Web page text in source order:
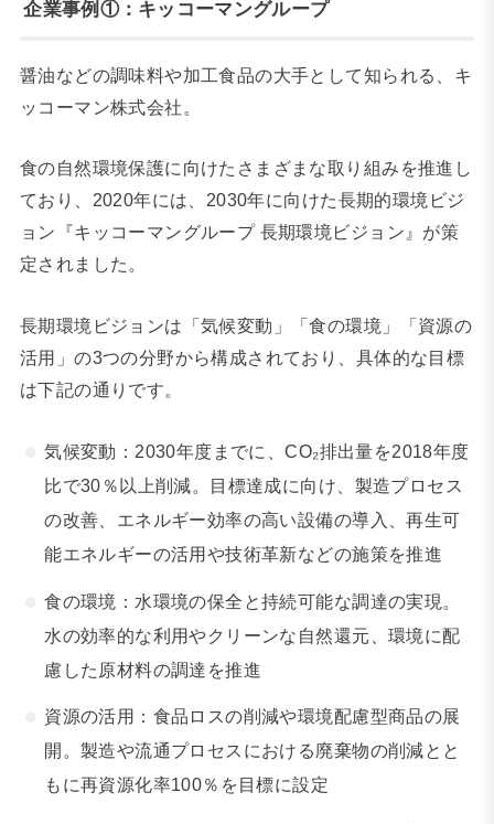
企業事例①：キッコーマングループ
醤油などの調味料や加工食品の大手として知られる、キ
ッコーマン株式会社。
食の自然環境保護に向けたさまざまな取り組みを推進し
ており、2020年には、2030年に向けた長期的環境ビジ
ョン『キッコーマングループ 長期環境ビジョン』が策
定されました。
長期環境ビジョンは「気候変動」「食の環境」「資源の
活用」の3つの分野から構成されており、具体的な目標
は下記の通りです。
気候変動：2030年度までに、CO₂排出量を2018年度
比で30％以上削減。目標達成に向け、製造プロセス
の改善、エネルギー効率の高い設備の導入、再生可
能エネルギーの活用や技術革新などの施策を推進
食の環境：水環境の保全と持続可能な調達の実現。
水の効率的な利用やクリーンな自然還元、環境に配
慮した原材料の調達を推進
資源の活用：食品ロスの削減や環境配慮型商品の展
開。製造や流通プロセスにおける廃棄物の削減とと
もに再資源化率100％を目標に設定